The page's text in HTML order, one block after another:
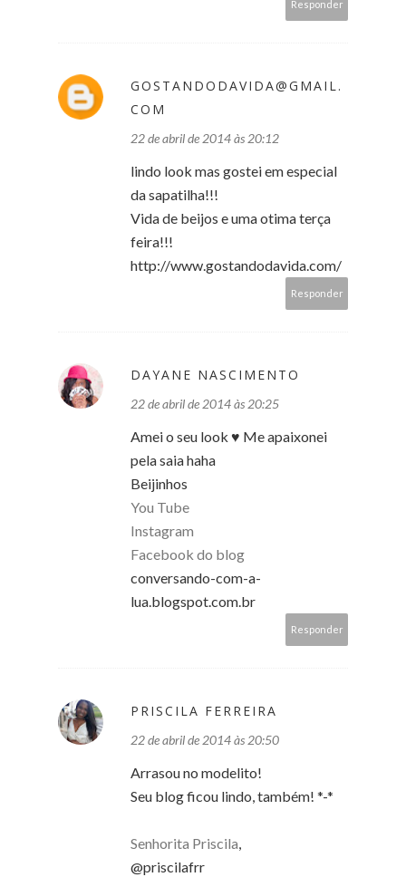
Responder
GOSTANDODAVIDA@GMAIL.
COM
22 de abril de 2014 às 20:12
lindo look mas gostei em especial
da sapatilha!!!
Vida de beijos e uma otima terça
feira!!!
http://www.gostandodavida.com/
Responder
DAYANE NASCIMENTO
22 de abril de 2014 às 20:25
Amei o seu look ♥ Me apaixonei
pela saia haha
Beijinhos
You Tube
Instagram
Facebook do blog
conversando-com-a-
lua.blogspot.com.br
Responder
PRISCILA FERREIRA
22 de abril de 2014 às 20:50
Arrasou no modelito!
Seu blog ficou lindo, também! *-*
Senhorita Priscila,
@priscilafrr